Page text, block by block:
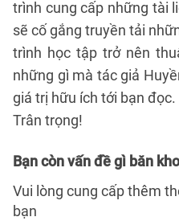
trình cung cấp những tài
sẽ cố gắng truyền tải
trình học tập trở nên
những gì mà tác giả
giá trị hữu ích tới bạn đọc.
Trân trọng!
Bạn còn vấn đề gì băn
Vui lòng cung cấp thêm
bạn